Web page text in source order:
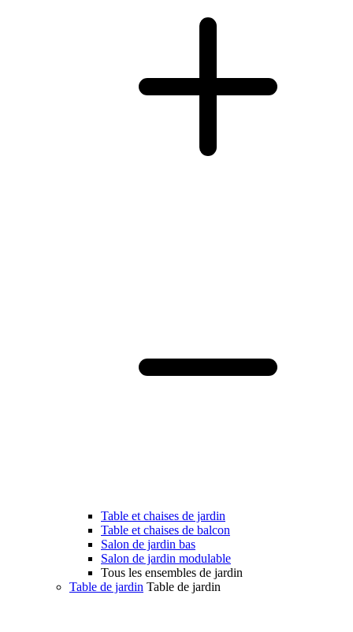
Table et chaises de jardin
Table et chaises de balcon
Salon de jardin bas
Salon de jardin modulable
Tous les ensembles de jardin
Table de jardin Table de jardin